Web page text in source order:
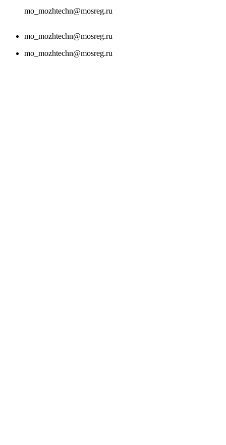
mo_mozhtechn@mosreg.ru
mo_mozhtechn@mosreg.ru
mo_mozhtechn@mosreg.ru